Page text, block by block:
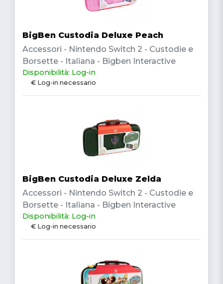
BigBen Custodia Deluxe Peach
Accessori - Nintendo Switch 2 - Custodie e
Borsette - Italiana - Bigben Interactive
Disponibilità: Log-in
€ Log-in necessario
BigBen Custodia Deluxe Zelda
Accessori - Nintendo Switch 2 - Custodie e
Borsette - Italiana - Bigben Interactive
Disponibilità: Log-in
€ Log-in necessario